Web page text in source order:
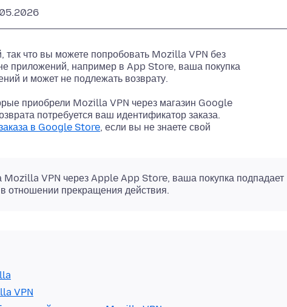
что вы можете попробовать Mozilla VPN без
приложений, например в App Store, ваша покупка
и может не подлежать возврату.
приобрели Mozilla VPN через магазин Google
потребуется ваш идентификатор заказа.
в Google Store, если вы не знаете свой
Mozilla VPN через Apple App Store, ваша покупка подпадает
отношении прекращения действия.
VPN